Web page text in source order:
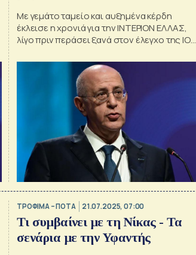
Με γεμάτο ταμείο και αυξημένα κέρδη
έκλεισε η χρονιά για την ΙΝΤΕΡΙΟΝ ΕΛΛΑΣ,
λίγο πριν περάσει ξανά στον έλεγχο της ΙΟΝ
ΤΡΟΦΙΜΑ – ΠΟΤΑ 21.07.2025, 07:00
Τι συμβαίνει με τη Νίκας - Τα
σενάρια με την Υφαντής